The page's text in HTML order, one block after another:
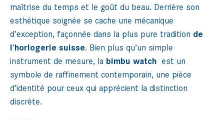
maîtrise du temps et le goût du beau. Derrière son
esthétique soignée se cache une mécanique
d’exception, façonnée dans la plus pure tradition de
l’horlogerie suisse. Bien plus qu’un simple
instrument de mesure, la bimbu watch est un
symbole de raffinement contemporain, une pièce
d’identité pour ceux qui apprécient la distinction
discrète.